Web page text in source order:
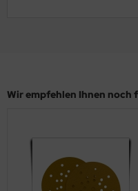
Wir empfehlen Ihnen noch